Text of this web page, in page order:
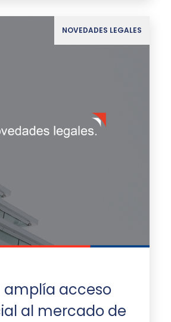
NOVEDADES LEGALES
amplía acceso
al mercado de